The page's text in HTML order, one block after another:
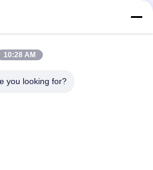
διοικητικού ΠΣΤ στόλου
σύστημα οχημάτων,
10:28 AM
you looking for?